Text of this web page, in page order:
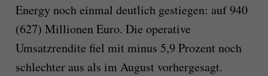
Energy noch einmal deutlich gestiegen: auf 940
(627) Millionen Euro. Die operative
Umsatzrendite fiel mit minus 5,9 Prozent noch
schlechter aus als im August vorhergesagt.